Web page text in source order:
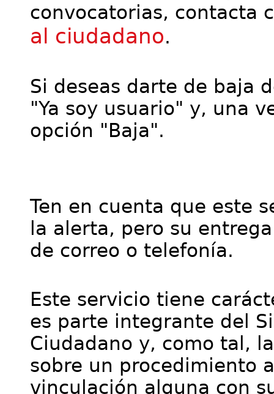
convocatorias, contacta
al ciudadano.
Si deseas darte de baja
"Ya soy usuario" y, una
opción "Baja".
Ten en cuenta que este
la alerta, pero su
de correo o telefonía.
Este servicio tiene
es parte integrante del
Ciudadano y, como tal,
sobre un procedimiento
vinculación alguna con